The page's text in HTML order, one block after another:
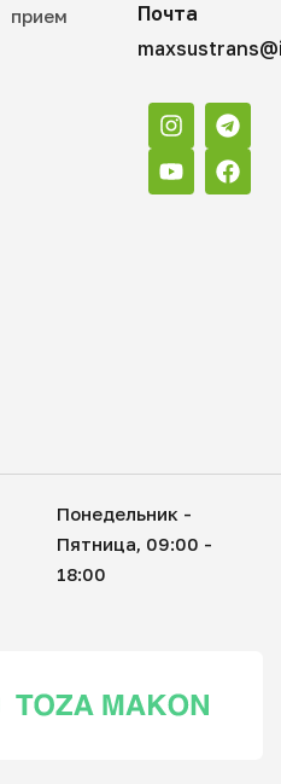
прием
Почта
Понедельник -
Пятница, 09:00 -
18:00